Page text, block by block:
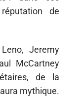
de
Jeremy
McCartney
de la
mythique.